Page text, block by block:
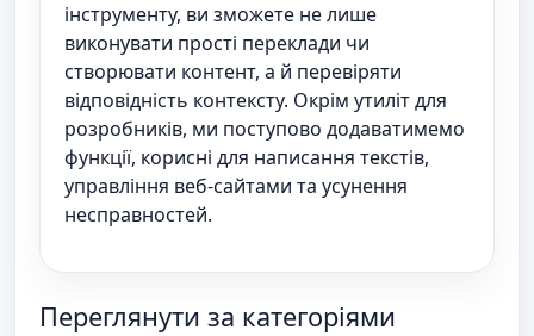
інструменту, ви зможете не лише
виконувати прості переклади чи
створювати контент, а й перевіряти
відповідність контексту. Окрім утиліт для
розробників, ми поступово додаватимемо
функції, корисні для написання текстів,
управління веб-сайтами та усунення
несправностей.
Переглянути за категоріями